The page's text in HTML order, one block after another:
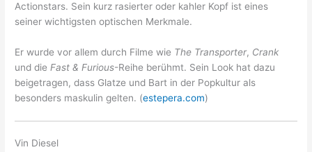
Actionstars. Sein kurz rasierter oder kahler Kopf ist eines
seiner wichtigsten optischen Merkmale.
Er wurde vor allem durch Filme wie The Transporter, Crank
und die Fast & Furious-Reihe berühmt. Sein Look hat dazu
beigetragen, dass Glatze und Bart in der Popkultur als
besonders maskulin gelten. (estepera.com)
Vin Diesel